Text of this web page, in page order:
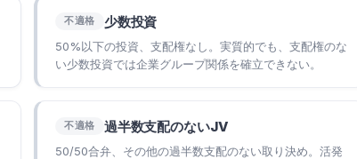
不適格 少数投資
50%以下の投資、支配権なし。実質的でも、支配権のな
い少数投資では企業グループ関係を確立できない。
不適格 過半数支配のないJV
50/50合弁、その他の過半数支配のない取り決め。活発